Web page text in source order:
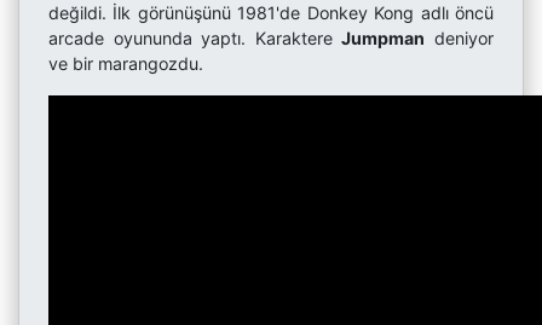
değildi. İlk görünüşünü 1981'de Donkey Kong adlı öncü
arcade oyununda yaptı. KaraktereJumpman deniyor
ve bir marangozdu.